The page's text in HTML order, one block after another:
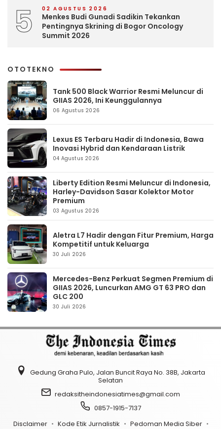
5 02 AGUSTUS 2026
Menkes Budi Gunadi Sadikin Tekankan
Pentingnya Skrining di Bogor Oncology
Summit 2026
OTOTEKNO
Tank 500 Black Warrior Resmi Meluncur di
GIIAS 2026, Ini Keunggulannya
06 Agustus 2026
Lexus ES Terbaru Hadir di Indonesia, Bawa
Inovasi Hybrid dan Kendaraan Listrik
04 Agustus 2026
Liberty Edition Resmi Meluncur di Indonesia,
Harley-Davidson Sasar Kolektor Motor
Premium
03 Agustus 2026
Aletra L7 Hadir dengan Fitur Premium, Harga
Kompetitif untuk Keluarga
30 Juli 2026
Mercedes-Benz Perkuat Segmen Premium di
GIIAS 2026, Luncurkan AMG GT 63 PRO dan
GLC 200
30 Juli 2026
Gedung Graha Pulo, Jalan Buncit Raya No. 38B, Jakarta
Selatan
redaksitheindonesiatimes@gmail.com
0857-1915-7137
Disclaimer
Kode Etik Jurnalistik
Pedoman Media Siber